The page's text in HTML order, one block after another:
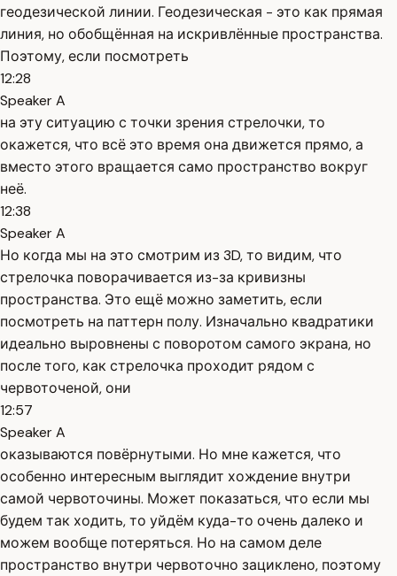
геодезической линии. Геодезическая - это как прямая
линия, но обобщённая на искривлённые пространства.
Поэтому, если посмотреть
12:28
Speaker A
на эту ситуацию с точки зрения стрелочки, то
окажется, что всё это время она движется прямо, а
вместо этого вращается само пространство вокруг
неё.
12:38
Speaker A
Но когда мы на это смотрим из 3D, то видим, что
стрелочка поворачивается из-за кривизны
пространства. Это ещё можно заметить, если
посмотреть на паттерн полу. Изначально квадратики
идеально выровнены с поворотом самого экрана, но
после того, как стрелочка проходит рядом с
червоточеной, они
12:57
Speaker A
оказываются повёрнутыми. Но мне кажется, что
особенно интересным выглядит хождение внутри
самой червоточины. Может показаться, что если мы
будем так ходить, то уйдём куда-то очень далеко и
можем вообще потеряться. Но на самом деле
пространство внутри червоточно зациклено, поэтому